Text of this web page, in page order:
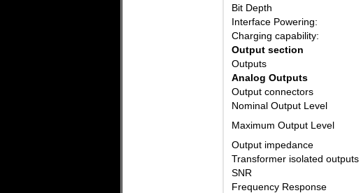
Bit Depth
Interface Powering:
Charging capability:
Output section
Outputs
Analog Outputs
Output connectors
Nominal Output Level
Maximum Output Level
Output impedance
Transformer isolated outputs
SNR
Frequency Response